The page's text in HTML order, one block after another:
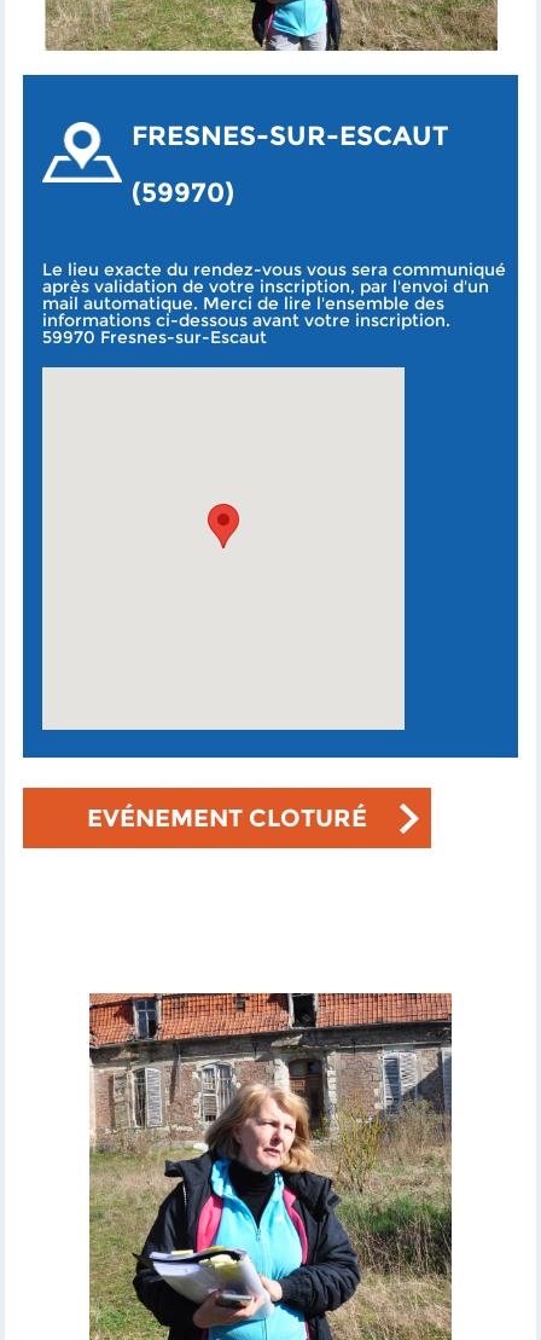
FRESNES-SUR-ESCAUT
(59970)
Le lieu exacte du rendez-vous vous sera communiqué
après validation de votre inscription, par l'envoi d'un
mail automatique. Merci de lire l'ensemble des
informations ci-dessous avant votre inscription.
59970 Fresnes-sur-Escaut
EVÉNEMENT CLOTURÉ